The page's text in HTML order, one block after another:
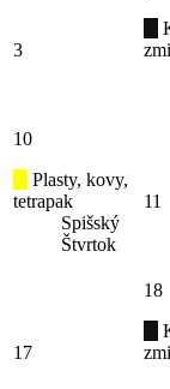
3
10
Plasty, kovy,
tetrapak
Spišský
Štvrtok
11
17
18